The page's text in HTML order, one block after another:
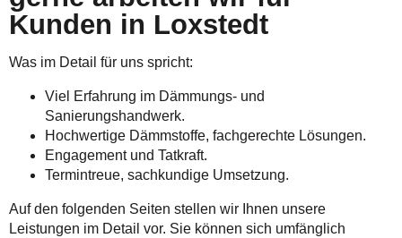
Kunden in Loxstedt
Was im Detail für uns spricht:
Viel Erfahrung im Dämmungs- und
Sanierungshandwerk.
Hochwertige Dämmstoffe, fachgerechte Lösungen.
Engagement und Tatkraft.
Termintreue, sachkundige Umsetzung.
Auf den folgenden Seiten stellen wir Ihnen unsere
Leistungen im Detail vor. Sie können sich umfänglich